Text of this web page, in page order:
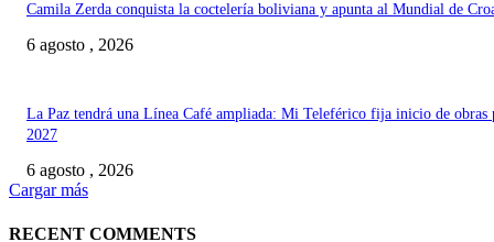
Camila Zerda conquista la coctelería boliviana y apunta al Mundial de
6 agosto , 2026
La Paz tendrá una Línea Café ampliada: Mi Teleférico fija inicio de obras
2027
6 agosto , 2026
Cargar más
RECENT COMMENTS